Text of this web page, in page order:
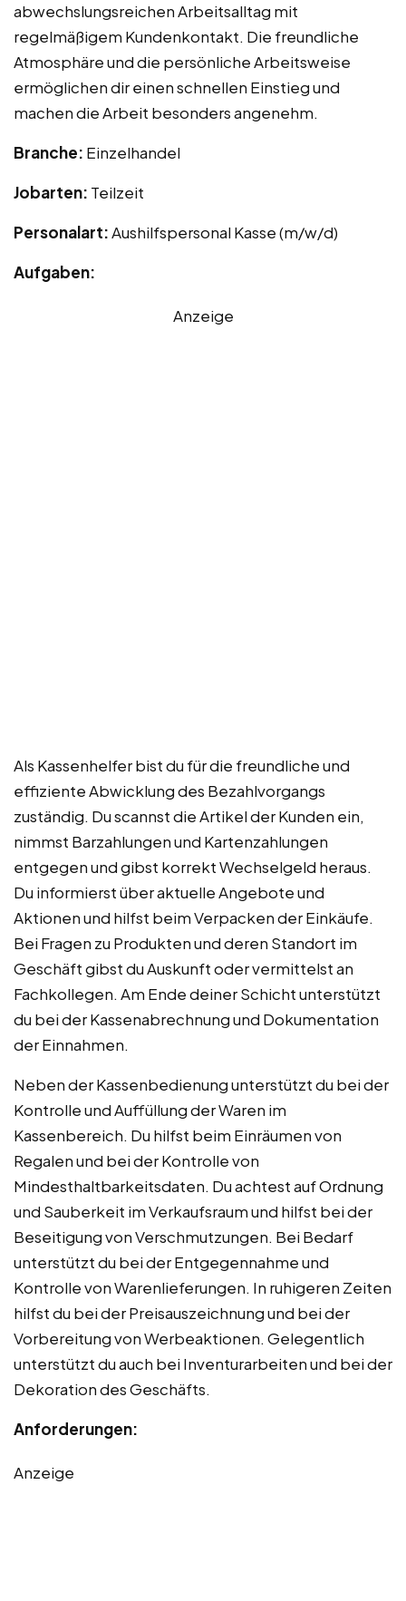
abwechslungsreichen Arbeitsalltag mit
regelmäßigem Kundenkontakt. Die freundliche
Atmosphäre und die persönliche Arbeitsweise
ermöglichen dir einen schnellen Einstieg und
machen die Arbeit besonders angenehm.
Branche: Einzelhandel
Jobarten: Teilzeit
Personalart:Aushilfspersonal Kasse (m/w/d)
Aufgaben:
Anzeige
Als Kassenhelfer bist du für die freundliche und
effiziente Abwicklung des Bezahlvorgangs
zuständig. Du scannst die Artikel der Kunden ein,
nimmst Barzahlungen und Kartenzahlungen
entgegen und gibst korrekt Wechselgeld heraus.
Du informierst über aktuelle Angebote und
Aktionen und hilfst beim Verpacken der Einkäufe.
Bei Fragen zu Produkten und deren Standort im
Geschäft gibst du Auskunft oder vermittelst an
Fachkollegen. Am Ende deiner Schicht unterstützt
du bei der Kassenabrechnung und Dokumentation
der Einnahmen.
Neben der Kassenbedienung unterstützt du bei der
Kontrolle und Auffüllung der Waren im
Kassenbereich. Du hilfst beim Einräumen von
Regalen und bei der Kontrolle von
Mindesthaltbarkeitsdaten. Du achtest auf Ordnung
und Sauberkeit im Verkaufsraum und hilfst bei der
Beseitigung von Verschmutzungen. Bei Bedarf
unterstützt du bei der Entgegennahme und
Kontrolle von Warenlieferungen. In ruhigeren Zeiten
hilfst du bei der Preisauszeichnung und bei der
Vorbereitung von Werbeaktionen. Gelegentlich
unterstützt du auch bei Inventurarbeiten und bei der
Dekoration des Geschäfts.
Anforderungen:
Anzeige